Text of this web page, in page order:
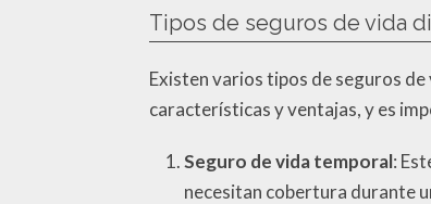
Tipos de seguros de vida
Existen varios tipos de seguros
características y ventajas, y es
Seguro de vida temporal:
necesitan cobertura durante